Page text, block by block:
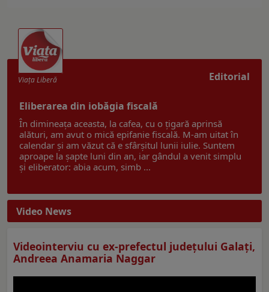
Editorial
Viaţa Liberă
Eliberarea din iobăgia fiscală
În dimineața aceasta, la cafea, cu o țigară aprinsă
alături, am avut o mică epifanie fiscală. M-am uitat în
calendar și am văzut că e sfârșitul lunii iulie. Suntem
aproape la șapte luni din an, iar gândul a venit simplu
și eliberator: abia acum, simb ...
Video News
Videointerviu cu ex-prefectul judeţului Galaţi,
Andreea Anamaria Naggar